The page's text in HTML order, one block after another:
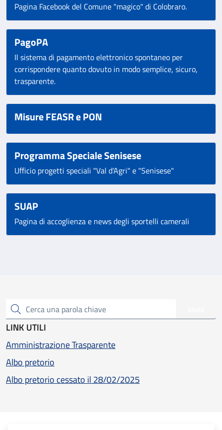
Pagina Facebook del Comune "magico" di Colobraro.
PagoPA
Il sistema di pagamento elettronico spontaneo per
corrispondere quanto dovuto in modo semplice, sicuro,
trasparente.
Misure FEASR e PON
Programma Speciale Senisese
Ufficio progetti speciali "Val d'Agri" e "Senisese"
SUAP
Pagina di accoglienza e news degli sportelli camerali
Cerca una parola chiave
LINK UTILI
Amministrazione Trasparente
Albo pretorio
Albo pretorio cessato il 28/02/2025